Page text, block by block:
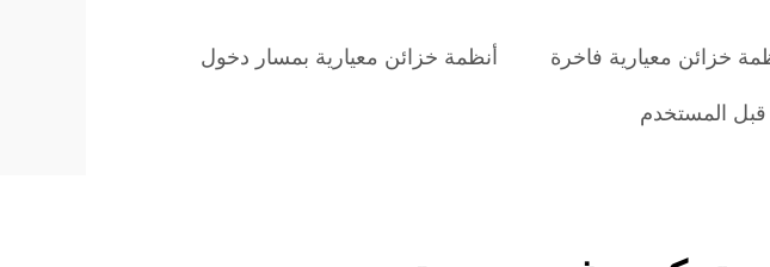
خزائن معيارية فاخرة أنظمة خزائن معيارية بمسار دخول
قبل المستخدم